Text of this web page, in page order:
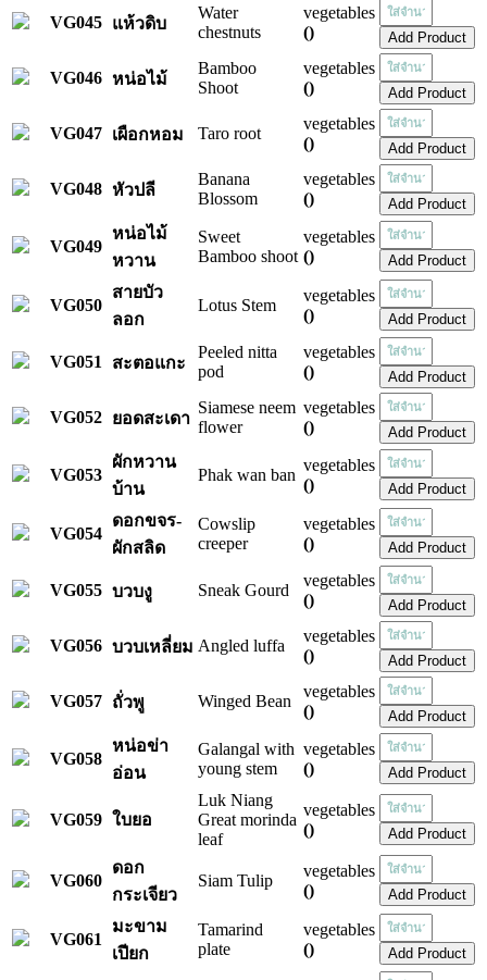
VG045 แห้วดิบ
Water
chestnuts
vegetables
()
VG046 หน่อไม้
Bamboo
Shoot
vegetables
()
VG047 เผือกหอม Taro root
vegetables
()
VG048 หัวปลี
Banana
Blossom
vegetables
()
VG049
หน่อไม้
หวาน
Sweet
Bamboo shoot
vegetables
()
VG050
สายบัว
ลอก
Lotus Stem
vegetables
()
VG051 สะตอแกะ
Peeled nitta
pod
vegetables
()
VG052 ยอดสะเดา
Siamese neem
flower
vegetables
()
VG053
ผักหวาน
บ้าน
Phak wan ban
vegetables
()
VG054
ดอกขจร-
ผักสลิด
Cowslip
creeper
vegetables
()
VG055 บวบงู Sneak Gourd
vegetables
()
VG056 บวบเหลี่ยม Angled luffa
vegetables
()
VG057 ถั่วพู Winged Bean
vegetables
()
VG058
หน่อข่า
อ่อน
Galangal with
young stem
vegetables
()
VG059 ใบยอ
Luk Niang
Great morinda
leaf
vegetables
()
VG060
ดอก
กระเจียว
Siam Tulip
vegetables
()
VG061
มะขาม
เปียก
Tamarind
plate
vegetables
()